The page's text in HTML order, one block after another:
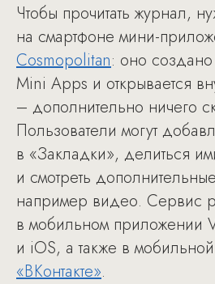
Чтобы прочитать журнал,
на смартфоне мини-
Cosmopolitan: оно
Mini Apps и открывается
– дополнительно ничего
Пользователи могут
в «Закладки», делиться
и смотреть
например видео. Сервис
в мобильном приложении
и iOS, а также в
«ВКонтакте».